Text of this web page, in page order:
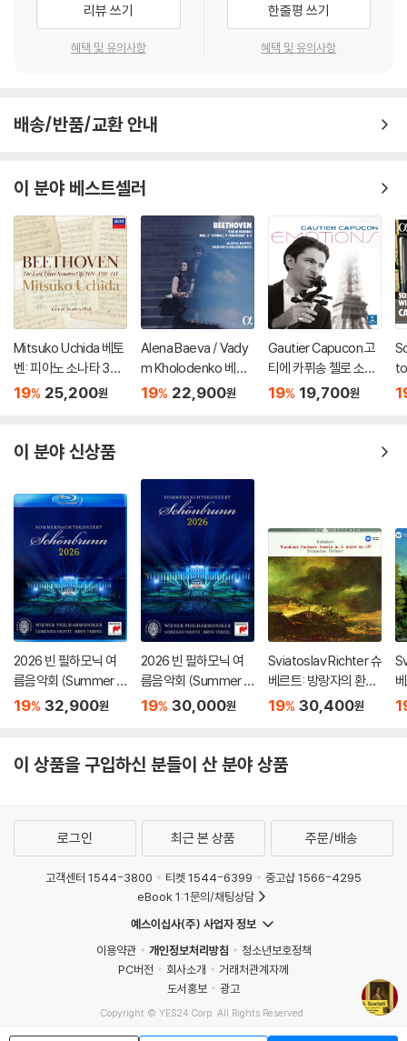
리뷰 쓰기
혜택 및 유의사항
한줄평 쓰기
혜택 및 유의사항
배송/반품/교환 안내
이 분야 베스트셀러
Mitsuko Uchida 베토
벤: 피아노 소나타 30-
32번 (Beethoven: Pi
19% 25,200원
Alena Baeva / Vady
m Kholodenko 베토
벤: 바이올린 소나타 5
19% 22,900원
Gautier Capucon 고
티에 카퓌송 첼로 소품
집 (Emotions)
19% 19,700원
이 분야 신상품
2026 빈 필하모닉 여
름음악회 (Summer Ni
ght Concert 2026)
19% 32,900원
2026 빈 필하모닉 여
름음악회 (Summer Ni
ght Concert 2026)
19% 30,000원
Sviatoslav Richter 슈
베르트: 방랑자의 환상
곡 (Schubert: Wand
19% 30,400원
'
이 상품을 구입하신 분들이 산 분야 상품
로그인 최근 본 상품 주문/배송
고객센터 1544-3800 티켓 1544-6399
중고샵 1566-4295
eBook 1:1문의/채팅상담
예스이십사(주) 사업자 정보
이용약관
개인정보처리방침
청소년보호정책
PC버전
회사소개
거래처관계자께
도서홍보
광고
Copyright © YES24 Corp. All Rights Reserved.